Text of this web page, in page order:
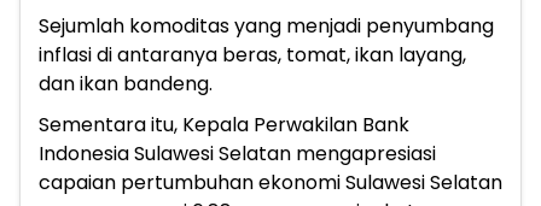
Sejumlah komoditas yang menjadi penyumbang
inflasi di antaranya beras, tomat, ikan layang,
dan ikan bandeng.
Sementara itu, Kepala Perwakilan Bank
Indonesia Sulawesi Selatan mengapresiasi
capaian pertumbuhan ekonomi Sulawesi Selatan